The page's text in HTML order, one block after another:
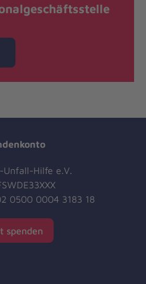
Unfall-Hilfe e.V.
0500 0004 3183 18
spenden